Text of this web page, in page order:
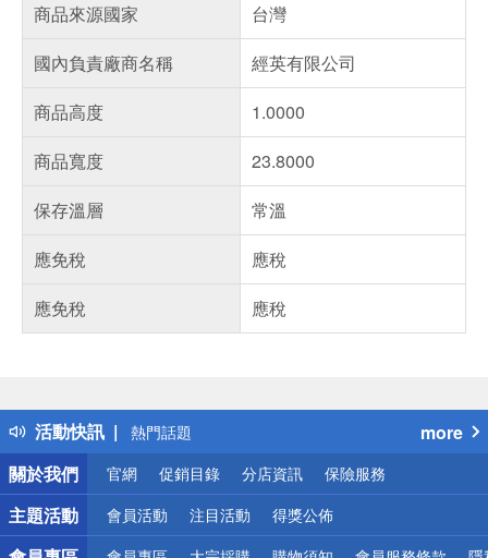
商品來源國家
台灣
國內負責廠商名稱
經英有限公司
商品高度
1.0000
商品寬度
23.8000
保存溫層
常溫
應免稅
應稅
應免稅
應稅
活動快訊
得獎公告
熱門話題
銀行優惠
偏遠地區配送
詐騙網頁！請小心！
more
關於我們
官網 促銷目錄 分店資訊 保險服務
主題活動 會員活動 注目活動 得獎公佈